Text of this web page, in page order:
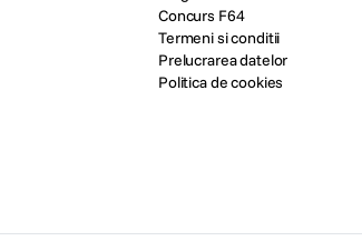
Concurs F64
Termeni si conditii
Prelucrarea datelor
Politica de cookies